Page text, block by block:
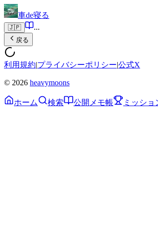
車de寝る
🇯🇵 ...
戻る
利用規約|プライバシーポリシー|公式X
© 2026 heavymoons
ホーム 検索 公開メモ帳 ミッショ